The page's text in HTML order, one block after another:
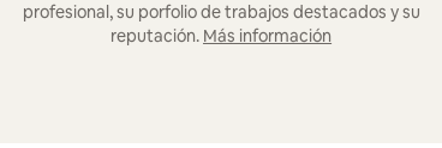
profesional, su porfolio de trabajos destacados y su
reputación. Más información